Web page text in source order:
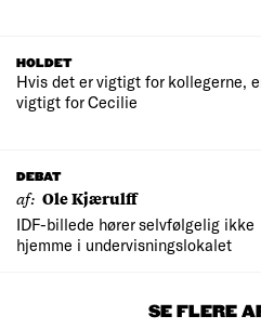
HOLDET
Hvis det er vigtigt for kollegerne,
vigtigt for Cecilie
DEBAT
af: Ole Kjærulff
IDF-billede hører selvfølgelig ikke
hjemme i undervisningslokalet
SE FLERE